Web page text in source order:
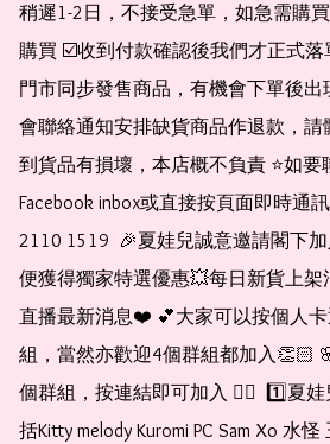
稍遲1-2日，不接受急單，如急需購
購買 ☑️收到付款確認後我們才正式
門市同步發售商品，有機會下單後
會聯絡通知安排缺貨商品作退款，
到貨品有損壞，本店概不負責 ⭐️如要
Facebook inbox或直接按頁面即時通
2110 1519  🎉夏娃兒誠意邀請閣下
便獲得獨家特選優惠💥每日新貨上
直播最新消息❤️ 💕大家可以按個人
組，當然亦歡迎4個群組都加入👏🏻
個群組，按連結即可加入 👇🏻  1️⃣夏娃
括Kitty melody Kuromi PC Sam Xo 水